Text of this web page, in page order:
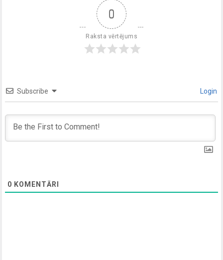
0
Raksta vērtējums
Subscribe Login
0 KOMENTĀRI